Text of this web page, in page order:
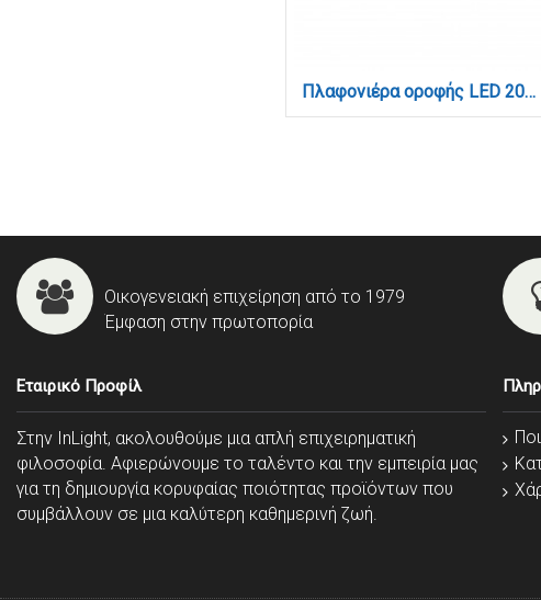
Πλαφονιέρα οροφής LED 20W 3CCT (by switch on base) από γκρι μέταλλο και ακρυλικό D:30cm (42035-D-Gray)
Οικογενειακή επιχείρηση από το 1979
Έμφαση στην πρωτοπορία
Εταιρικό Προφίλ
Στην InLight, ακολουθούμε μια απλή επιχειρηματική
φιλοσοφία. Αφιερώνουμε το ταλέντο και την εμπειρία μας
για τη δημιουργία κορυφαίας ποιότητας προϊόντων που
συμβάλλουν σε μια καλύτερη καθημερινή ζωή.